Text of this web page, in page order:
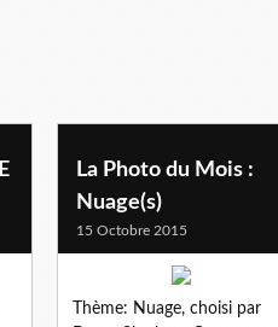
La Photo du Mois :
Nuage(s)
15 Octobre 2015
Thème: Nuage, choisi par